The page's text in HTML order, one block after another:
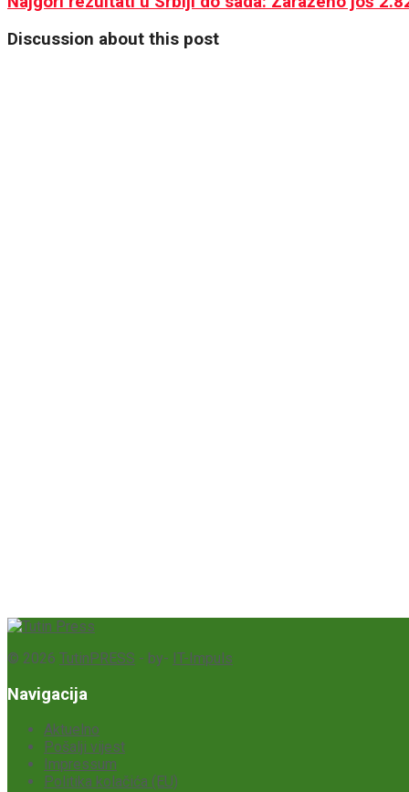
Discussion about this post
© 2026 TutinPRESS - by- IT-Impuls
Navigacija
Aktuelno
Pošalji vijest
Impressum
Politika kolačića (EU)